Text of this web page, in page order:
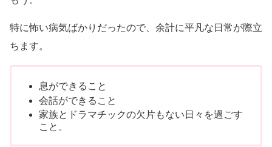
特に怖い病気ばかりだったので、余計に平凡な日常が際立
ちます。
息ができること
会話ができること
家族とドラマチックの欠片もない日々を過ごす
こと。